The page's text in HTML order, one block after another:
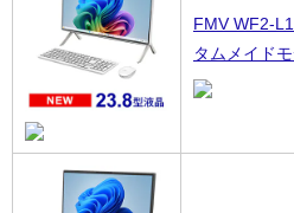
FMV WF2-
タムメイド